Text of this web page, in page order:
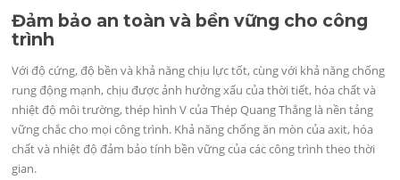
Đảm bảo an toàn và bền vững cho công
trình
Với độ cứng, độ bền và khả năng chịu lực tốt, cùng với khả năng chống
rung động mạnh, chịu được ảnh hưởng xấu của thời tiết, hóa chất và
nhiệt độ môi trường, thép hình V của Thép Quang Thắng là nền tảng
vững chắc cho mọi công trình. Khả năng chống ăn mòn của axit, hóa
chất và nhiệt độ đảm bảo tính bền vững của các công trình theo thời
gian.